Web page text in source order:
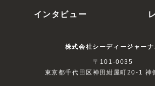
インタビュー
株式会社シーディージャー
〒101-0035
東京都千代田区神田紺屋町20-1 神